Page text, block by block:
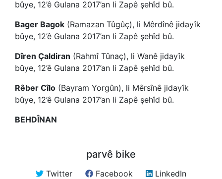
bûye, 12’ê Gulana 2017’an li Zapê şehîd bû.
Bager Bagok (Ramazan Tûgûç), li Mêrdînê jidayîk
bûye, 12’ê Gulana 2017’an li Zapê şehîd bû.
Dîren Çaldiran (Rahmî Tûnaç), li Wanê jidayîk
bûye, 12’ê Gulana 2017’an li Zapê şehîd bû.
Rêber Cîlo (Bayram Yorgûn), li Mêrsînê jidayîk
bûye, 12’ê Gulana 2017’an li Zapê şehîd bû.
BEHDÎNAN
parvê bike
Twitter Facebook
LinkedIn